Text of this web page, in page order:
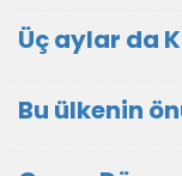
Üç aylar da
Bu ülkenin